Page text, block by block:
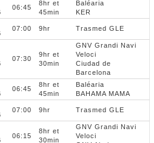
06:45
8hr et
45min
Baléaria
KER
07:00 9hr Trasmed GLE
07:30
9hr et
30min
GNV Grandi Navi
Veloci
Ciudad de
Barcelona
06:45
8hr et
45min
Baléaria
BAHAMA MAMA
07:00 9hr Trasmed GLE
06:15
8hr et
30min
GNV Grandi Navi
Veloci